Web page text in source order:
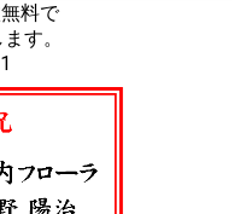
料で
す。